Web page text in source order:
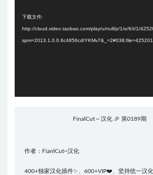
下载文件:
http://cloud.video.taobao.com/play/u/null/p/1/e/6/t/1/
FinalCut～汉化 🎉 第0189期
作者：FianlCut~汉化
400+独家汉化插件✨、600+VIP❤️、坚持统一汉